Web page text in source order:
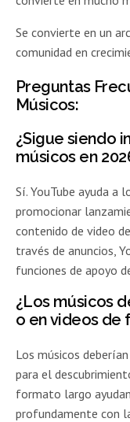
Se convierte en un
comunidad en
Preguntas
Músicos:
¿Sigue siendo
músicos en
Sí. YouTube ayuda a
promocionar
contenido de video
través de anuncios,
funciones de apoyo
¿Los músicos
o en videos de
Los músicos
para el
formato largo
profundamente con